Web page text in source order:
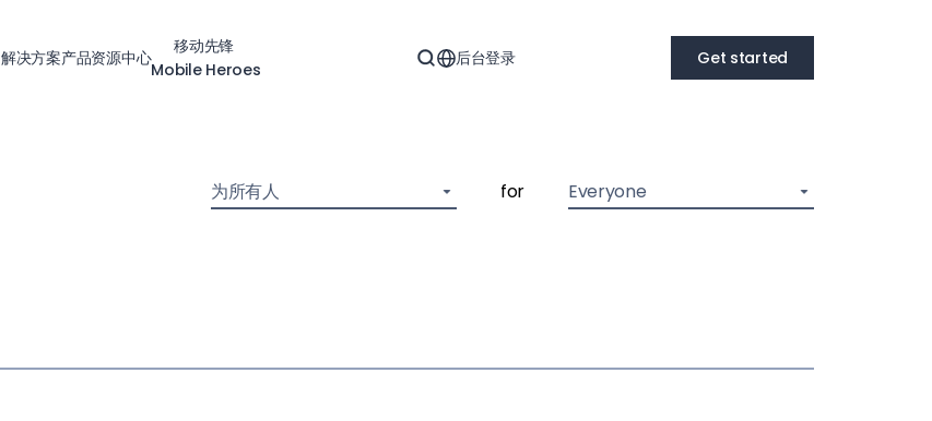
解决方案产品资源中心
移动先锋
Mobile Heroes
后台登录 Get started
为所有人 for Everyone